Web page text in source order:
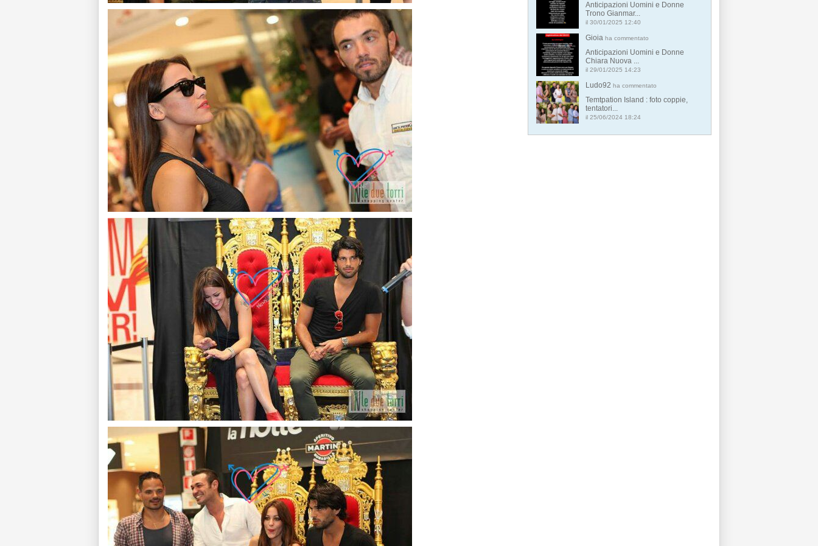
Anticipazioni Uomini e Donne
Trono Gianmar...
il 30/01/2025 12:40
Gioia ha commentato
Anticipazioni Uomini e Donne
Chiara Nuova ...
il 29/01/2025 14:23
Ludo92 ha commentato
Temtpation Island : foto coppie,
tentatori...
il 25/06/2024 18:24